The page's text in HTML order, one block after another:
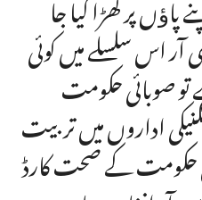
آر اس سلسلے میں کوئی
صوبائی حکومت
اداروں میں تربیت
حکومت کے صحت کارڈ